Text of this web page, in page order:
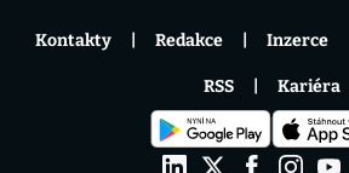
Kontakty Redakce Inzerce
RSS Kariéra